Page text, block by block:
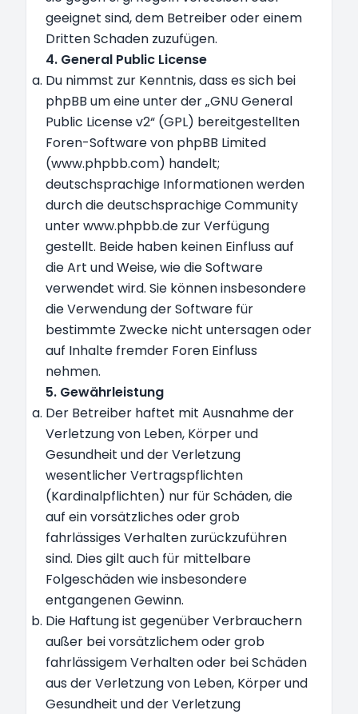
geeignet sind, dem Betreiber oder einem
Dritten Schaden zuzufügen.
4. General Public License
Du nimmst zur Kenntnis, dass es sich bei
phpBB um eine unter der „GNU General
Public License v2“ (GPL) bereitgestellten
Foren-Software von phpBB Limited
(www.phpbb.com) handelt;
deutschsprachige Informationen werden
durch die deutschsprachige Community
unter www.phpbb.de zur Verfügung
gestellt. Beide haben keinen Einfluss auf
die Art und Weise, wie die Software
verwendet wird. Sie können insbesondere
die Verwendung der Software für
bestimmte Zwecke nicht untersagen oder
auf Inhalte fremder Foren Einfluss
nehmen.
5. Gewährleistung
Der Betreiber haftet mit Ausnahme der
Verletzung von Leben, Körper und
Gesundheit und der Verletzung
wesentlicher Vertragspflichten
(Kardinalpflichten) nur für Schäden, die
auf ein vorsätzliches oder grob
fahrlässiges Verhalten zurückzuführen
sind. Dies gilt auch für mittelbare
Folgeschäden wie insbesondere
entgangenen Gewinn.
Die Haftung ist gegenüber Verbrauchern
außer bei vorsätzlichem oder grob
fahrlässigem Verhalten oder bei Schäden
aus der Verletzung von Leben, Körper und
Gesundheit und der Verletzung